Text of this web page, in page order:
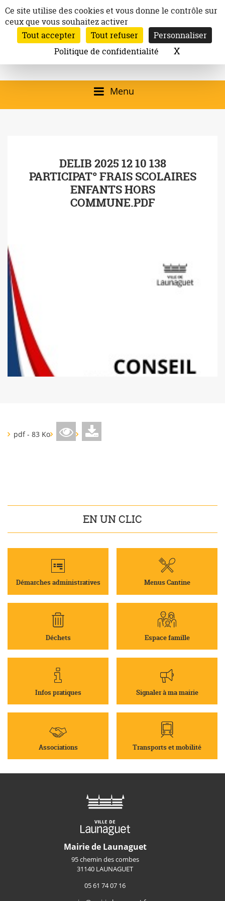
au
contenu
Ville de
Launaguet
Site officiel de la
Mairie de
Launaguet (31140)
qui présente la ville,
programmation
culturelle, la vie
associative,…
Inscription à la newsletter
Email:
Rechercher
Menu
DELIB 2025 12 10 138
PARTICIPAT° FRAIS SCOLAIRES
ENFANTS HORS
COMMUNE.PDF
pdf - 83 Ko
EN UN CLIC
Démarches administratives Menus Cantine
Déchets Espace famille
Infos pratiques Signaler à ma mairie
Associations Transports et mobilité
Mairie de Launaguet
95 chemin des combes
31140 LAUNAGUET
05 61 74 07 16
Panneau de gestion des cookies
Ce site utilise des cookies et vous donne le contrôle sur
ceux que vous souhaitez activer
Tout accepter
Tout refuser
Personnaliser
Politique de confidentialité
XMasquer